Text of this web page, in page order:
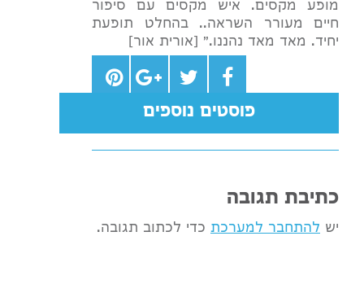
מופע מקסים. איש מקסים עם סיפור
חיים מעורר השראה.. בהחלט תופעת
יחיד. מאד מאד נהננו." [אורית אור]
פוסטים נוספים
כתיבת תגובה
יש להתחבר למערכת כדי לכתוב תגובה.